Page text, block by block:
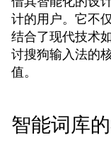
计的用户。它不
结合了现代技术
讨搜狗输入法的
值。
智能词库